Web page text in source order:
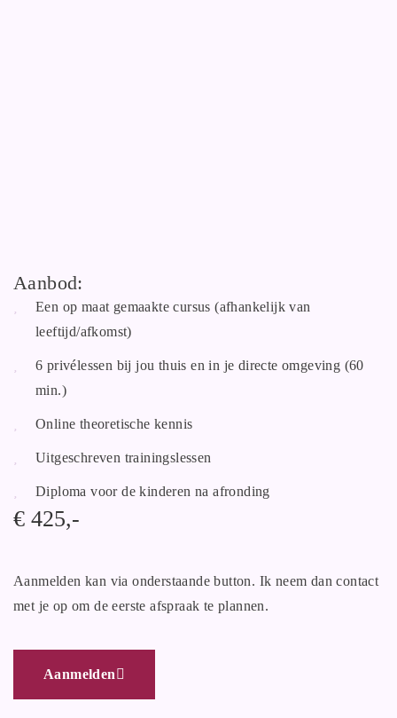
Aanbod:
Een op maat gemaakte cursus (afhankelijk van
leeftijd/afkomst)
6 privélessen bij jou thuis en in je directe omgeving (60
min.)
Online theoretische kennis
Uitgeschreven trainingslessen
Diploma voor de kinderen na afronding
€ 425,-
Aanmelden kan via onderstaande button. Ik neem dan contact
met je op om de eerste afspraak te plannen.
Aanmelden